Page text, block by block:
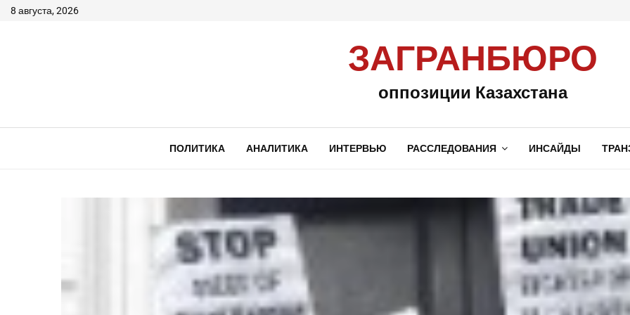
8 августа, 2026
ЗАГРАНБЮРО
оппозиции Казахстана
ПОЛИТИКА АНАЛИТИКА ИНТЕРВЬЮ РАССЛЕДОВАНИЯ ИНСАЙДЫ